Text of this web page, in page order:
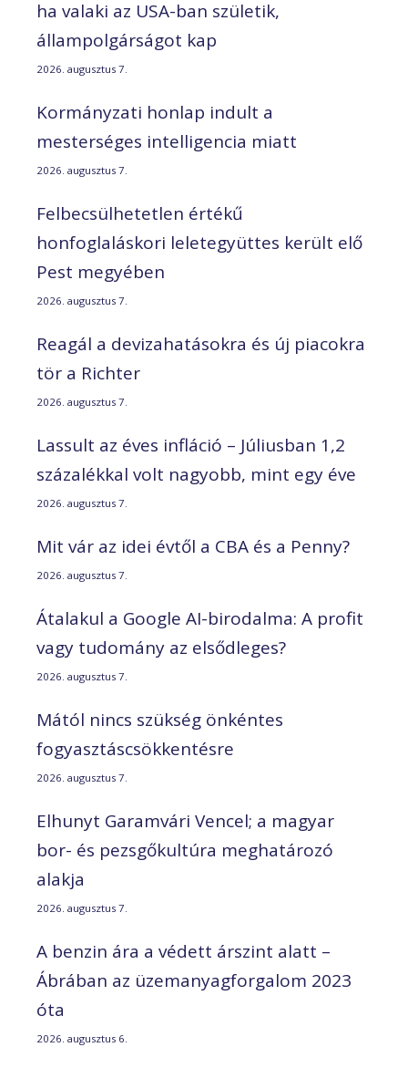
ha valaki az USA-ban születik,
állampolgárságot kap
2026. augusztus 7.
Kormányzati honlap indult a
mesterséges intelligencia miatt
2026. augusztus 7.
Felbecsülhetetlen értékű
honfoglaláskori leletegyüttes került elő
Pest megyében
2026. augusztus 7.
Reagál a devizahatásokra és új piacokra
tör a Richter
2026. augusztus 7.
Lassult az éves infláció – Júliusban 1,2
százalékkal volt nagyobb, mint egy éve
2026. augusztus 7.
Mit vár az idei évtől a CBA és a Penny?
2026. augusztus 7.
Átalakul a Google AI-birodalma: A profit
vagy tudomány az elsődleges?
2026. augusztus 7.
Mától nincs szükség önkéntes
fogyasztáscsökkentésre
2026. augusztus 7.
Elhunyt Garamvári Vencel; a magyar
bor- és pezsgőkultúra meghatározó
alakja
2026. augusztus 7.
A benzin ára a védett árszint alatt –
Ábrában az üzemanyagforgalom 2023
óta
2026. augusztus 6.